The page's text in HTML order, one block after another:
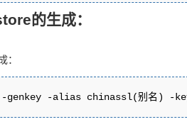
的生成：
：
-alias chinassl(别名) -